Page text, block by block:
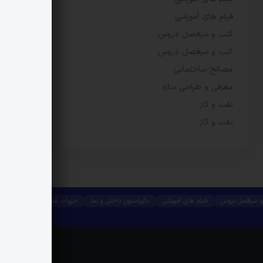
فیلم های آموزشی
کتب و سرفصل دروس
کتب و سرفصل دروس
مصالح ساختمانی
معرفی و طراحی سازه
نفت و گاز
نفت و گاز
سرفصل دروس فیلم های آموزشی دکوراسیون داخلی و نما
جزوات آموزشی